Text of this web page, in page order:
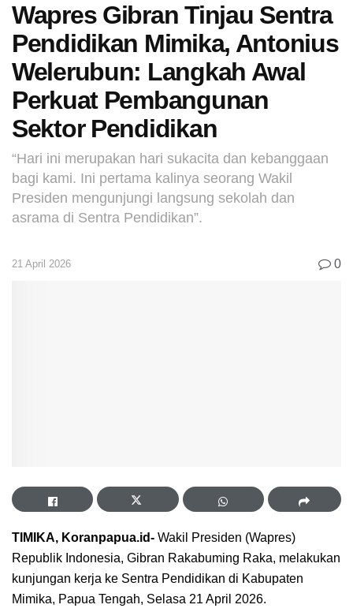
Wapres Gibran Tinjau Sentra
Pendidikan Mimika, Antonius
Welerubun: Langkah Awal
Perkuat Pembangunan
Sektor Pendidikan
“Hari ini merupakan hari sukacita dan kebanggaan
bagi kami. Ini pertama kalinya seorang Wakil
Presiden mengunjungi langsung sekolah dan
asrama di Sentra Pendidikan”.
21 April 2026 0
TIMIKA, Koranpapua.id- Wakil Presiden (Wapres)
Republik Indonesia, Gibran Rakabuming Raka, melakukan
kunjungan kerja ke Sentra Pendidikan di Kabupaten
Mimika, Papua Tengah, Selasa 21 April 2026.